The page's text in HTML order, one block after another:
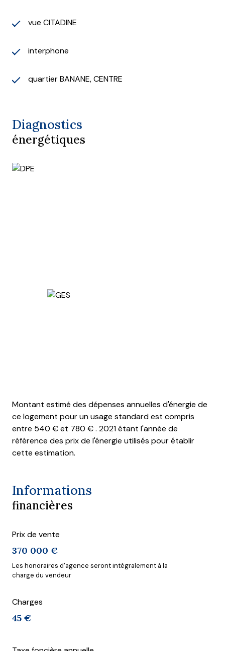
vue CITADINE
interphone
quartier BANANE, CENTRE
Diagnostics
énergétiques
Montant estimé des dépenses annuelles d'énergie de
ce logement pour un usage standard est compris
entre 540 € et 780 € . 2021 étant l'année de
référence des prix de l'énergie utilisés pour établir
cette estimation.
Informations
financières
Prix de vente
370 000 €
Les honoraires d'agence seront intégralement à la
charge du vendeur
Charges
45 €